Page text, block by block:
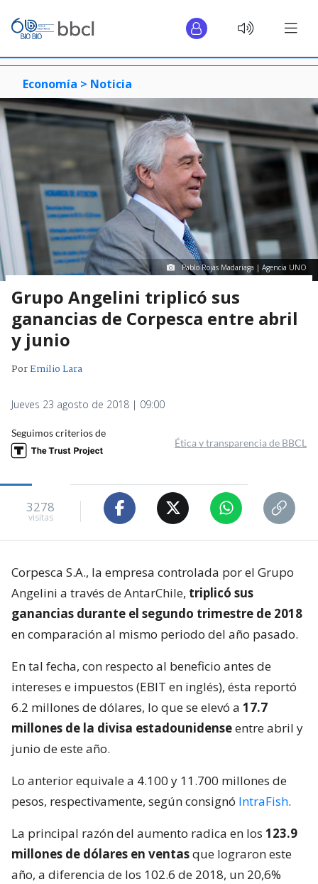
Economía > Noticia
Pablo Rojas Madariaga | Agencia UNO
Grupo Angelini triplicó sus
ganancias de Corpesca entre abril
y junio
PorEmilio Lara
Jueves 23 agosto de 2018 | 09:00
Seguimos criterios de
Ética y transparencia de BBCL
3278
visitas
Corpesca S.A., la empresa controlada por el Grupo
Angelini ​a través de AntarChile, triplicó sus
ganancias durante el segundo trimestre de 2018
en comparación al mismo periodo del año pasado.
En tal fecha, con respecto al beneficio antes de
intereses e impuestos (EBIT en inglés), ésta reportó
6.2 millones de dólares, lo que se elevó a 17.7
millones de la divisa estadounidenseentre abril y
junio de este año.
Lo anterior equivale a 4.100 y 11.700 millones de
pesos, respectivamente, según consignó IntraFish.
La principal razón del aumento radica en los 123.9
millones de dólares en ventasque lograron este
año, a diferencia de los 102.6 de 2018, un 20,6%